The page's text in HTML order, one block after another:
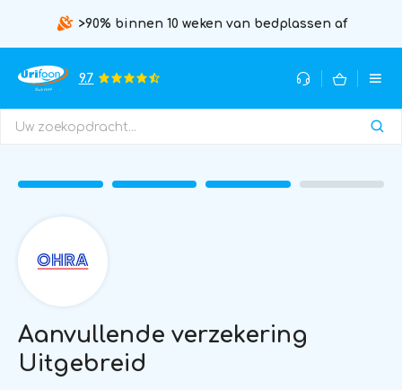
>90% binnen 10 weken van bedplassen af
9.7
Aanvullende verzekering
Uitgebreid